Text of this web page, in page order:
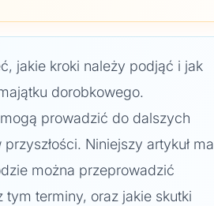
jakie kroki należy podjąć i jak
dorobkowego.
prowadzić do dalszych
Niniejszy artykuł ma
można przeprowadzić
tym terminy, oraz jakie skutki